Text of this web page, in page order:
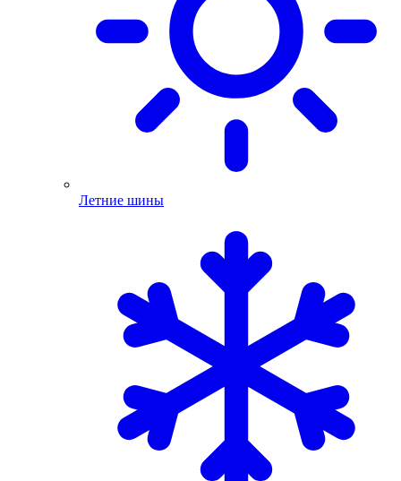
Летние шины